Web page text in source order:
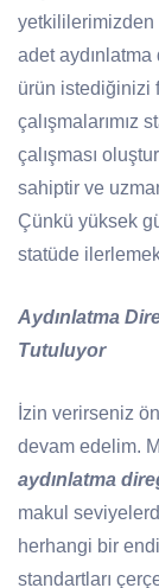
yetkililerimizden
adet
ürün istediğinizi
çalışmalarımız
çalışması
sahiptir ve
Çünkü yüksek
statüde
Aydınlatma
Tutuluyor
İzin verirseniz
devam edelim.
aydınlatma
makul
herhangi bir
standartları